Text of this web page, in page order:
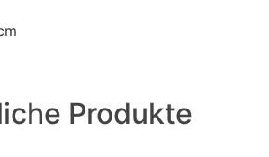
Produkte